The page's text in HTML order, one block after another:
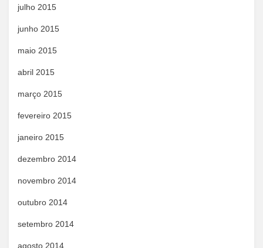
julho 2015
junho 2015
maio 2015
abril 2015
março 2015
fevereiro 2015
janeiro 2015
dezembro 2014
novembro 2014
outubro 2014
setembro 2014
agosto 2014